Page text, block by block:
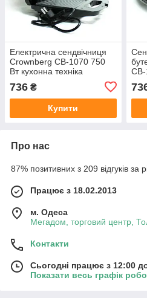
Електрична сендвічниця
Crownberg CB-1070 750
Вт кухонна техніка
736 ₴
Купити
Про нас
87% позитивних з 209 відгуків за
Працює з 18.02.2013
м. Одеса
Мегадом, торговий центр,
Контакти
Сьогодні працює з 12:00
Показати весь графік